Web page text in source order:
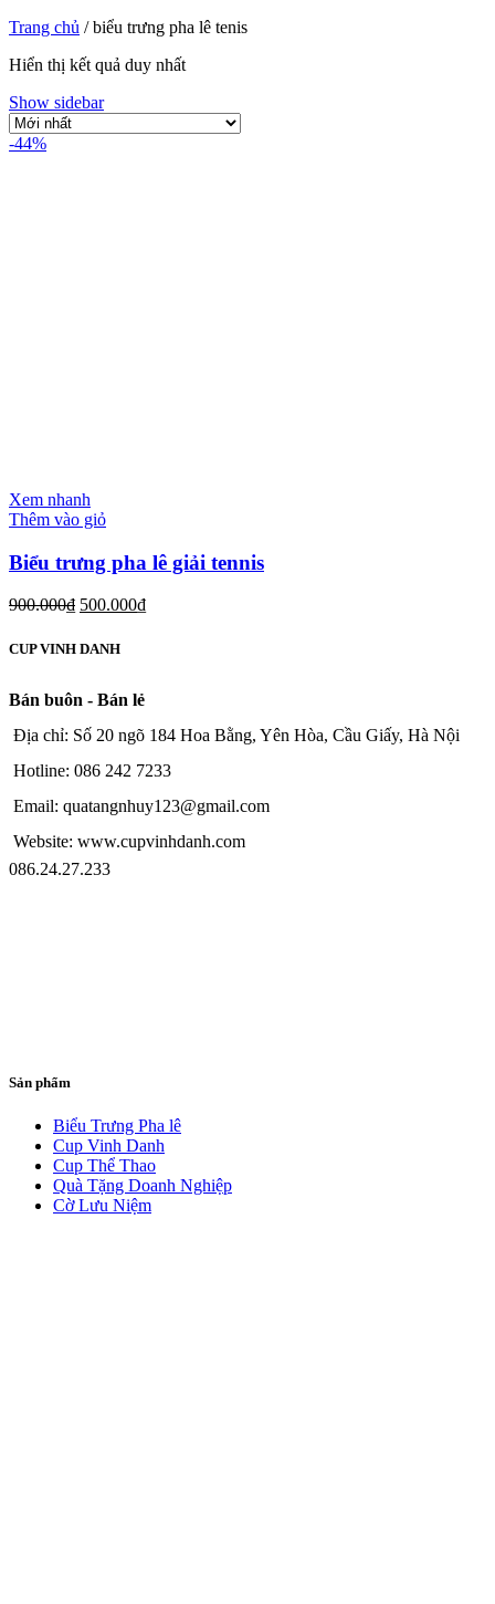
Trang chủ /biểu trưng pha lê tenis
Hiển thị kết quả duy nhất
Show sidebar
-44%
Xem nhanh
Thêm vào giỏ
Biểu trưng pha lê giải tennis
900.000₫ 500.000₫
CUP VINH DANH
Bán buôn - Bán lẻ
Địa chỉ: Số 20 ngõ 184 Hoa Bằng, Yên Hòa, Cầu Giấy, Hà Nội
Hotline: 086 242 7233
Email: quatangnhuy123@gmail.com
Website: www.cupvinhdanh.com
086.24.27.233
Sản phẩm
Biểu Trưng Pha lê
Cup Vinh Danh
Cup Thể Thao
Quà Tặng Doanh Nghiệp
Cờ Lưu Niệm